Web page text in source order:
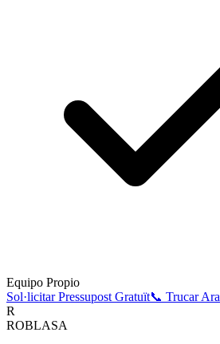
Equipo Propio
Sol·licitar Pressupost Gratuït📞 Trucar Ara
R
ROBLASA